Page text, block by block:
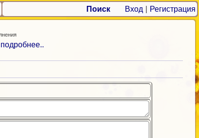
Поиск Вход
Регистрация
подробнее..